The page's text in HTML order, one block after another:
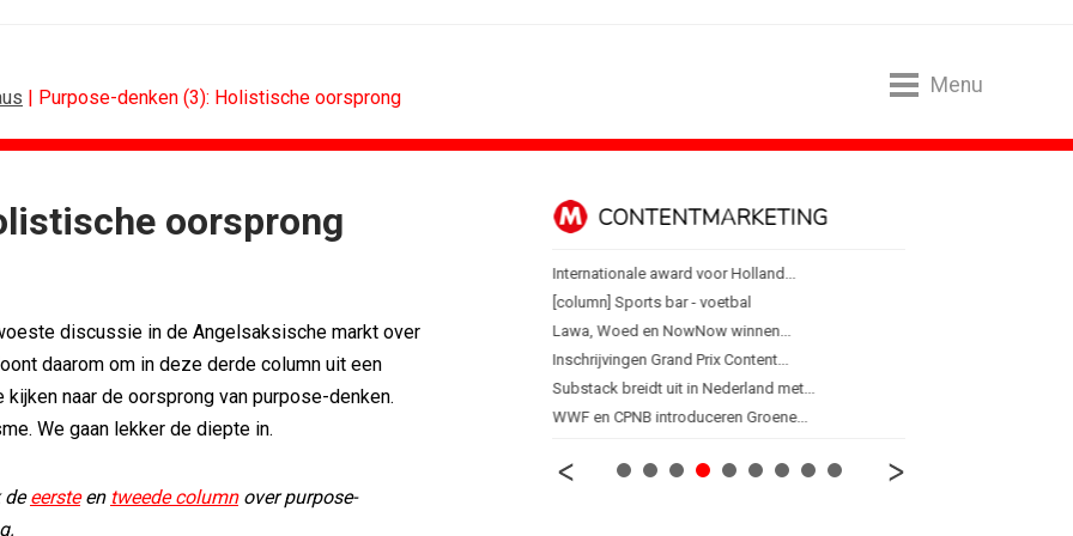
| Purpose-denken (3): Holistische oorsprong
Menu
oorsprong
discussie in de Angelsaksische markt over
daarom om in deze derde column uit een
kijken naar de oorsprong van purpose-denken.
We gaan lekker de diepte in.
deeersteen tweede columnover purpose-
rond...
De...
28, 2026
BUREAUS
Horecapartijen starten campagne voor...
Closed on Monday lanceert eigen...
Lamborghini maakt ambitie leidend
Havas neemt SportVibes over
CONTENTMARKETING
Internationale award voor Holland...
[column] Sports bar - voetbal
Lawa, Woed en NowNow winnen...
Inschrijvingen Grand Prix Content...
Substack breidt uit in Nederland met...
WWF en CPNB introduceren Groene...